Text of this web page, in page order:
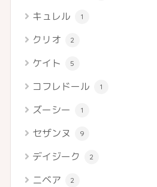
キュレル 1
クリオ 2
ケイト 5
コフレドール 1
ズーシー 1
セザンヌ 9
デイジーク 2
ニベア 2